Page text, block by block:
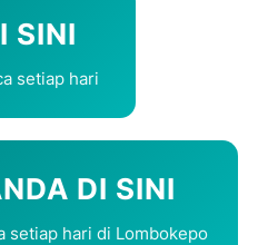
SINI
setiap hari
DI SINI
setiap hari di Lombokepo